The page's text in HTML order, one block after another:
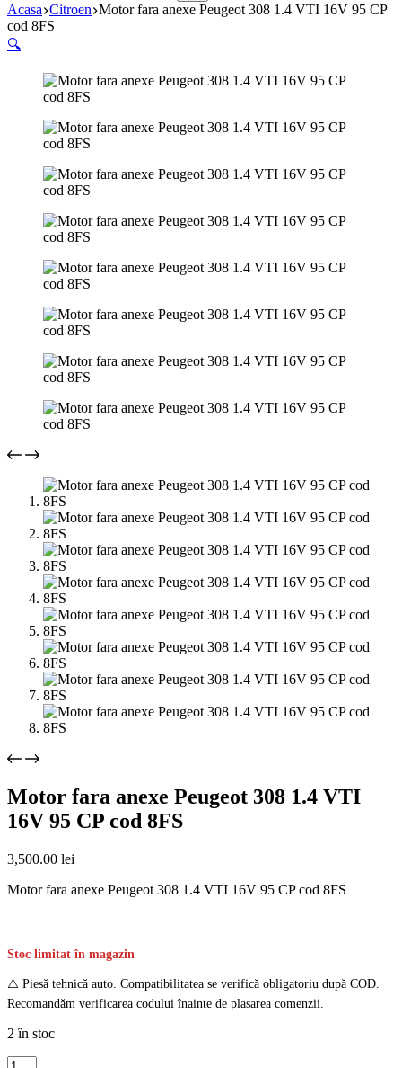
Niciun
rezultat
Acasa Citroen Motor fara anexe Peugeot 308 1.4 VTI 16V 95 CP
cod 8FS
🔍
Motor fara anexe Peugeot 308 1.4 VTI
16V 95 CP cod 8FS
3,500.00 lei
Motor fara anexe Peugeot 308 1.4 VTI 16V 95 CP cod 8FS
Stoc limitat în magazin
⚠️ Piesă tehnică auto. Compatibilitatea se verifică obligatoriu după COD.
Recomandăm verificarea codului înainte de plasarea comenzii.
2 în stoc
Cantitate